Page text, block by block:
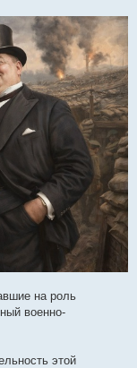
на роль
военно-
этой